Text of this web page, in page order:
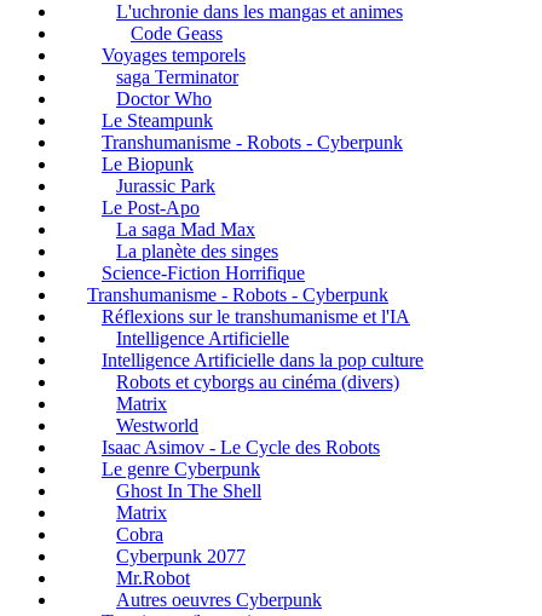
L'uchronie dans les mangas et animes
Code Geass
Voyages temporels
saga Terminator
Doctor Who
Le Steampunk
Transhumanisme - Robots - Cyberpunk
Le Biopunk
Jurassic Park
Le Post-Apo
La saga Mad Max
La planète des singes
Science-Fiction Horrifique
Transhumanisme - Robots - Cyberpunk
Réflexions sur le transhumanisme et l'IA
Intelligence Artificielle
Intelligence Artificielle dans la pop culture
Robots et cyborgs au cinéma (divers)
Matrix
Westworld
Isaac Asimov - Le Cycle des Robots
Le genre Cyberpunk
Ghost In The Shell
Matrix
Cobra
Cyberpunk 2077
Mr.Robot
Autres oeuvres Cyberpunk